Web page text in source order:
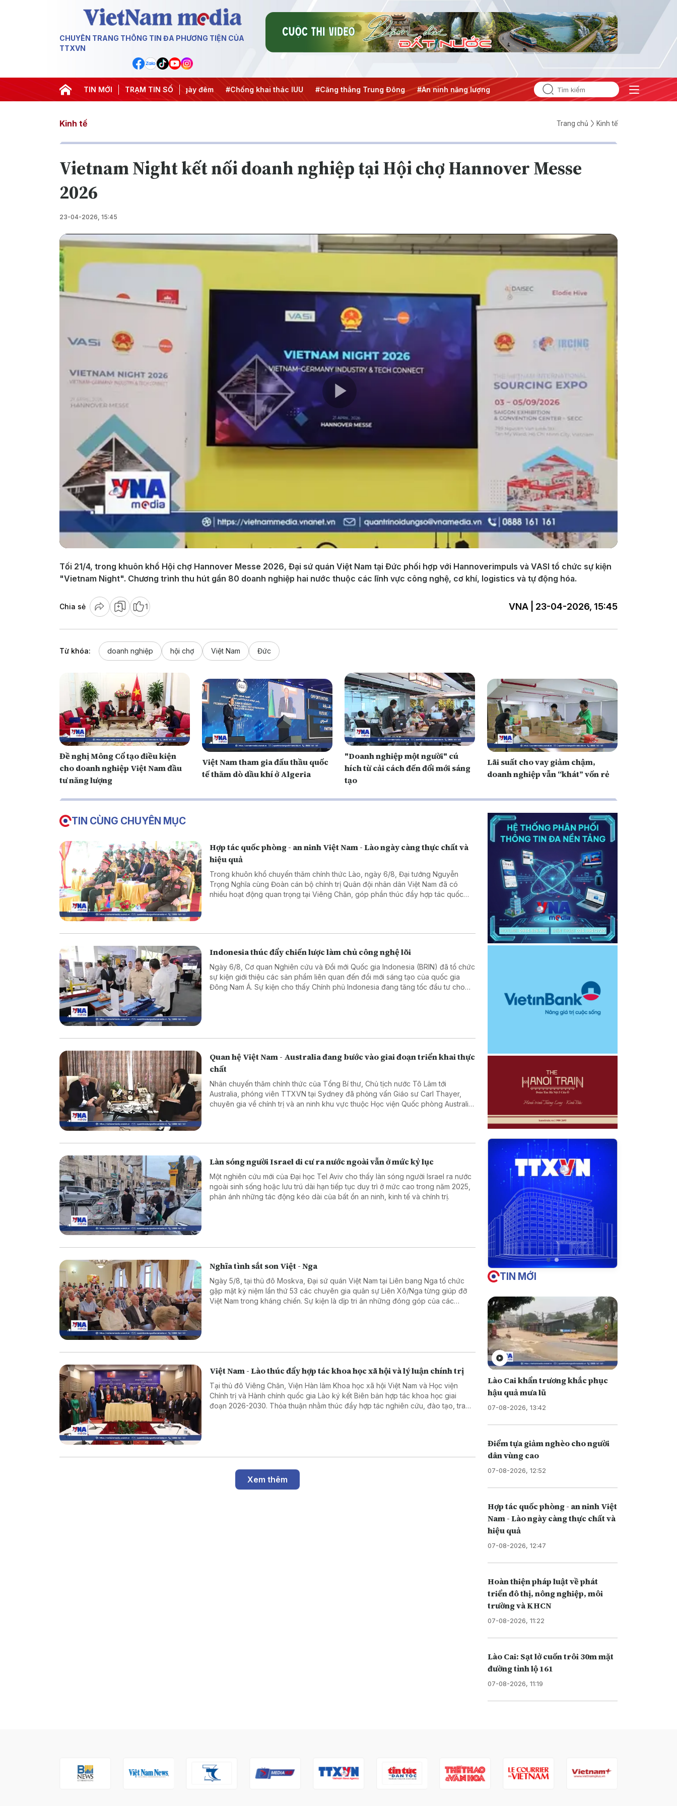
CHUYÊN TRANG THÔNG TIN ĐA PHƯƠNG TIỆN CỦA
TTXVN
TIN MỚI TRẠM TIN SỐ
thành hành động #Chiến dịch 500 ngày đêm #Chống khai thác IUU #Căng thẳng Trung Đông #An ninh năng lượng #Bảo vệ nền tảng tư tưởng của Đảng
Kinh tế Trang chủ Kinh tế
Vietnam Night kết nối doanh nghiệp tại Hội chợ Hannover Messe
2026
23-04-2026, 15:45
Play
Video
Tối 21/4, trong khuôn khổ Hội chợ Hannover Messe 2026, Đại sứ quán Việt Nam tại Đức phối hợp với Hannoverimpuls và VASI tổ chức sự kiện
"Vietnam Night". Chương trình thu hút gần 80 doanh nghiệp hai nước thuộc các lĩnh vực công nghệ, cơ khí, logistics và tự động hóa.
Chia sẻ 1 VNA | 23-04-2026, 15:45
Từ khóa: doanh nghiệp hội chợ Việt Nam Đức
Đề nghị Mông Cổ tạo điều kiện
cho doanh nghiệp Việt Nam đầu
tư năng lượng
Việt Nam tham gia đấu thầu quốc
tế thăm dò dầu khí ở Algeria
"Doanh nghiệp một người" cú
hích từ cải cách đến đổi mới sáng
tạo
Lãi suất cho vay giảm chậm,
doanh nghiệp vẫn “khát” vốn rẻ
TIN CÙNG CHUYÊN MỤC
Hợp tác quốc phòng - an ninh Việt Nam - Lào ngày càng thực chất và
hiệu quả
Trong khuôn khổ chuyến thăm chính thức Lào, ngày 6/8, Đại tướng Nguyễn
Trọng Nghĩa cùng Đoàn cán bộ chính trị Quân đội nhân dân Việt Nam đã có
nhiều hoạt động quan trọng tại Viêng Chăn, góp phần thúc đẩy hợp tác quốc
Indonesia thúc đẩy chiến lược làm chủ công nghệ lõi
Ngày 6/8, Cơ quan Nghiên cứu và Đổi mới Quốc gia Indonesia (BRIN) đã tổ chức
sự kiện giới thiệu các sản phẩm liên quan đến đổi mới sáng tạo của quốc gia
Đông Nam Á. Sự kiện cho thấy Chính phủ Indonesia đang tăng tốc đầu tư cho
Quan hệ Việt Nam - Australia đang bước vào giai đoạn triển khai thực
chất
Nhân chuyến thăm chính thức của Tổng Bí thư, Chủ tịch nước Tô Lâm tới
Australia, phóng viên TTXVN tại Sydney đã phỏng vấn Giáo sư Carl Thayer,
chuyên gia về chính trị và an ninh khu vực thuộc Học viện Quốc phòng Australia,
Làn sóng người Israel di cư ra nước ngoài vẫn ở mức kỷ lục
Một nghiên cứu mới của Đại học Tel Aviv cho thấy làn sóng người Israel ra nước
ngoài sinh sống hoặc lưu trú dài hạn tiếp tục duy trì ở mức cao trong năm 2025,
phản ánh những tác động kéo dài của bất ổn an ninh, kinh tế và chính trị.
Nghĩa tình sắt son Việt - Nga
Ngày 5/8, tại thủ đô Moskva, Đại sứ quán Việt Nam tại Liên bang Nga tổ chức
gặp mặt kỷ niệm lần thứ 53 các chuyên gia quân sự Liên Xô/Nga từng giúp đỡ
Việt Nam trong kháng chiến. Sự kiện là dịp tri ân những đóng góp của các
Việt Nam - Lào thúc đẩy hợp tác khoa học xã hội và lý luận chính trị
Tại thủ đô Viêng Chăn, Viện Hàn lâm Khoa học xã hội Việt Nam và Học viện
Chính trị và Hành chính quốc gia Lào ký kết Biên bản hợp tác khoa học giai
đoạn 2026-2030. Thỏa thuận nhằm thúc đẩy hợp tác nghiên cứu, đào tạo, trao
Xem thêm
TIN MỚI
Lào Cai khẩn trương khắc phục
hậu quả mưa lũ
07-08-2026, 13:42
Điểm tựa giảm nghèo cho người
dân vùng cao
07-08-2026, 12:52
Hợp tác quốc phòng - an ninh Việt
Nam - Lào ngày càng thực chất và
hiệu quả
07-08-2026, 12:47
Hoàn thiện pháp luật về phát
triển đô thị, nông nghiệp, môi
trường và KHCN
07-08-2026, 11:22
Lào Cai: Sạt lở cuốn trôi 30m mặt
đường tỉnh lộ 161
07-08-2026, 11:19